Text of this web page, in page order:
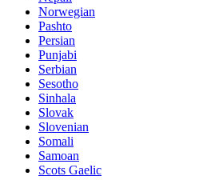
Norwegian
Pashto
Persian
Punjabi
Serbian
Sesotho
Sinhala
Slovak
Slovenian
Somali
Samoan
Scots Gaelic